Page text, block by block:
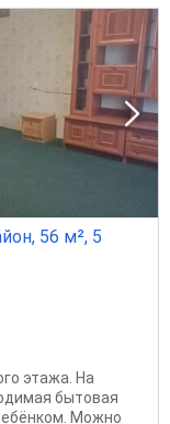
56 м², 5
этажа. На
бытовая
Можно